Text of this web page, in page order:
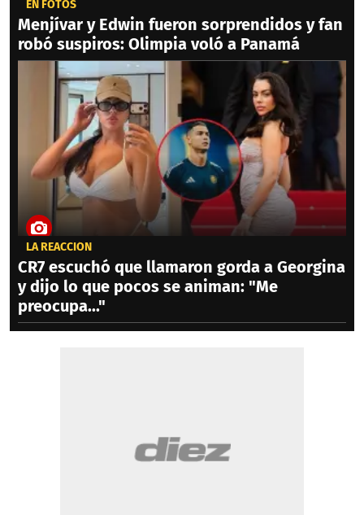
EN FOTOS
Menjívar y Edwin fueron sorprendidos y fan
robó suspiros: Olimpia voló a Panamá
LA REACCIÓN
CR7 escuchó que llamaron gorda a Georgina
y dijo lo que pocos se animan: "Me
preocupa..."